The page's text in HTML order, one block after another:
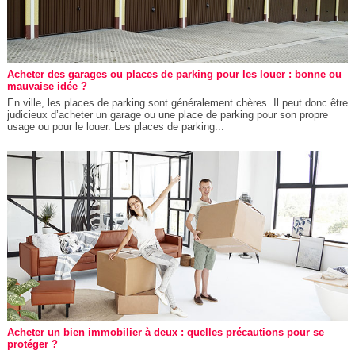
Acheter des garages ou places de parking pour les louer : bonne ou
mauvaise idée ?
En ville, les places de parking sont généralement chères. Il peut donc être
judicieux d’acheter un garage ou une place de parking pour son propre
usage ou pour le louer. Les places de parking...
Acheter un bien immobilier à deux : quelles précautions pour se
protéger ?